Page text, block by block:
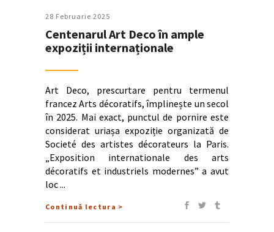
28 Februarie 2025
Centenarul Art Deco în ample
expoziții internaționale
Art Deco, prescurtare pentru termenul
francez Arts décoratifs, împlinește un secol
în 2025. Mai exact, punctul de pornire este
considerat uriașa expoziție organizată de
Societé des artistes décorateurs la Paris.
„Exposition internationale des arts
décoratifs et industriels modernes” a avut
loc
Continuă lectura >